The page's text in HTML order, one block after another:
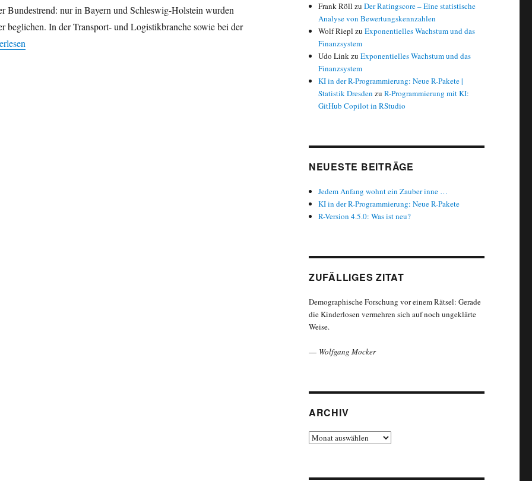
Bundestrend: nur in Bayern und Schleswig-Holstein wurden
beglichen. In der Transport- und Logistikbranche sowie bei der
Zahlungsmoral verschlechtert sich – in Sachsen ist sie besser als im Bundesdurchschnitt“
Frank Röll zuDer Ratingscore – Eine statistische
Analyse von Bewertungskennzahlen
Wolf Riepl zuExponentielles Wachstum und das
Finanzsystem
Udo LinkzuExponentielles Wachstum und das
Finanzsystem
KI in der R-Programmierung: Neue R-Pakete |
Statistik Dresden zuR-Programmierung mit KI:
GitHub Copilot in RStudio
NEUESTE BEITRÄGE
Jedem Anfang wohnt ein Zauber inne …
KI in der R-Programmierung: Neue R-Pakete
R-Version 4.5.0: Was ist neu?
ZUFÄLLIGES ZITAT
Demographische Forschung vor einem Rätsel: Gerade
die Kinderlosen vermehren sich auf noch ungeklärte
Weise.
— Wolfgang Mocker
ARCHIV
Archiv